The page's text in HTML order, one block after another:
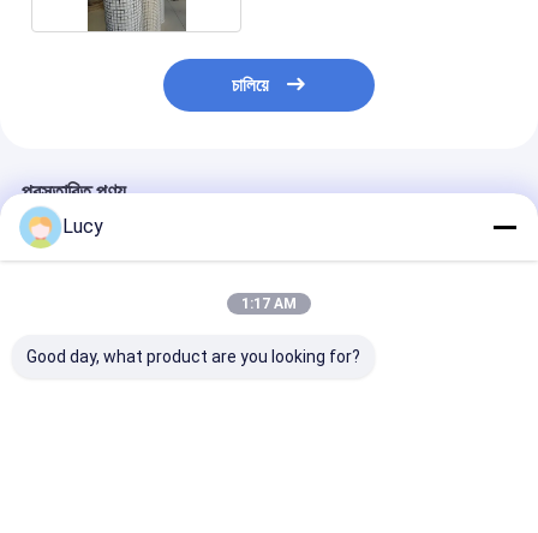
চালিয়ে
প্রস্তাবিত পণ্য
Lucy
1:17 AM
Good day, what product are you looking for?